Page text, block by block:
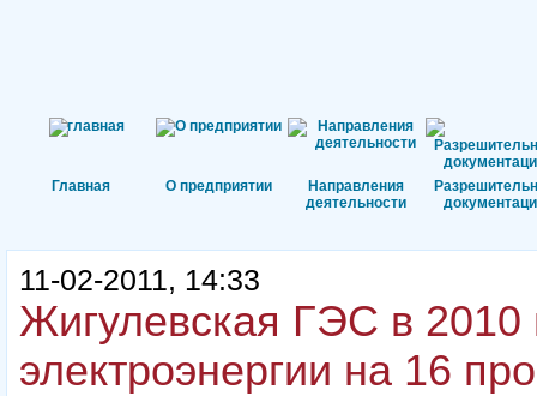
Главная О предприятии
Направления
деятельности
11-02-2011, 14:33
Жигулевская ГЭС в 2010
электроэнергии на 16